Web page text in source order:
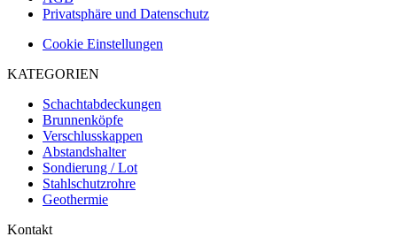
Privatsphäre und Datenschutz
Cookie Einstellungen
KATEGORIEN
Schachtabdeckungen
Brunnenköpfe
Verschlusskappen
Abstandshalter
Sondierung / Lot
Stahlschutzrohre
Geothermie
Kontakt